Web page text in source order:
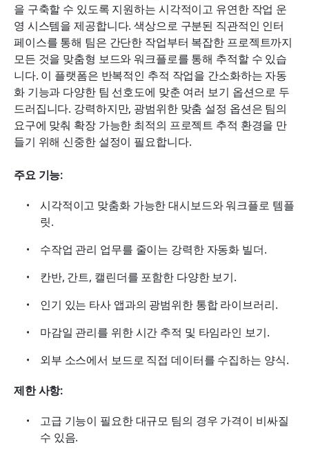
을 구축할 수 있도록 지원하는 시각적이고 유연한 작업 운
영 시스템을 제공합니다. 색상으로 구분된 직관적인 인터
페이스를 통해 팀은 간단한 작업부터 복잡한 프로젝트까지
모든 것을 맞춤형 보드와 워크플로를 통해 추적할 수 있습
니다. 이 플랫폼은 반복적인 추적 작업을 간소화하는 자동
화 기능과 다양한 팀 선호도에 맞춘 여러 보기 옵션으로 두
드러집니다. 강력하지만, 광범위한 맞춤 설정 옵션은 팀의
요구에 맞춰 확장 가능한 최적의 프로젝트 추적 환경을 만
들기 위해 신중한 설정이 필요합니다.
주요 기능:
시각적이고 맞춤화 가능한 대시보드와 워크플로 템플
릿.
수작업 관리 업무를 줄이는 강력한 자동화 빌더.
칸반, 간트, 캘린더를 포함한 다양한 보기.
인기 있는 타사 앱과의 광범위한 통합 라이브러리.
마감일 관리를 위한 시간 추적 및 타임라인 보기.
외부 소스에서 보드로 직접 데이터를 수집하는 양식.
제한 사항:
고급 기능이 필요한 대규모 팀의 경우 가격이 비싸질
수 있음.